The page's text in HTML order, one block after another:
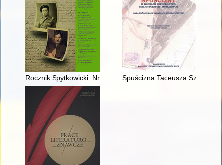
Rocznik Spytkowicki. Nr 1 (2022)Spuścizna Tadeusza